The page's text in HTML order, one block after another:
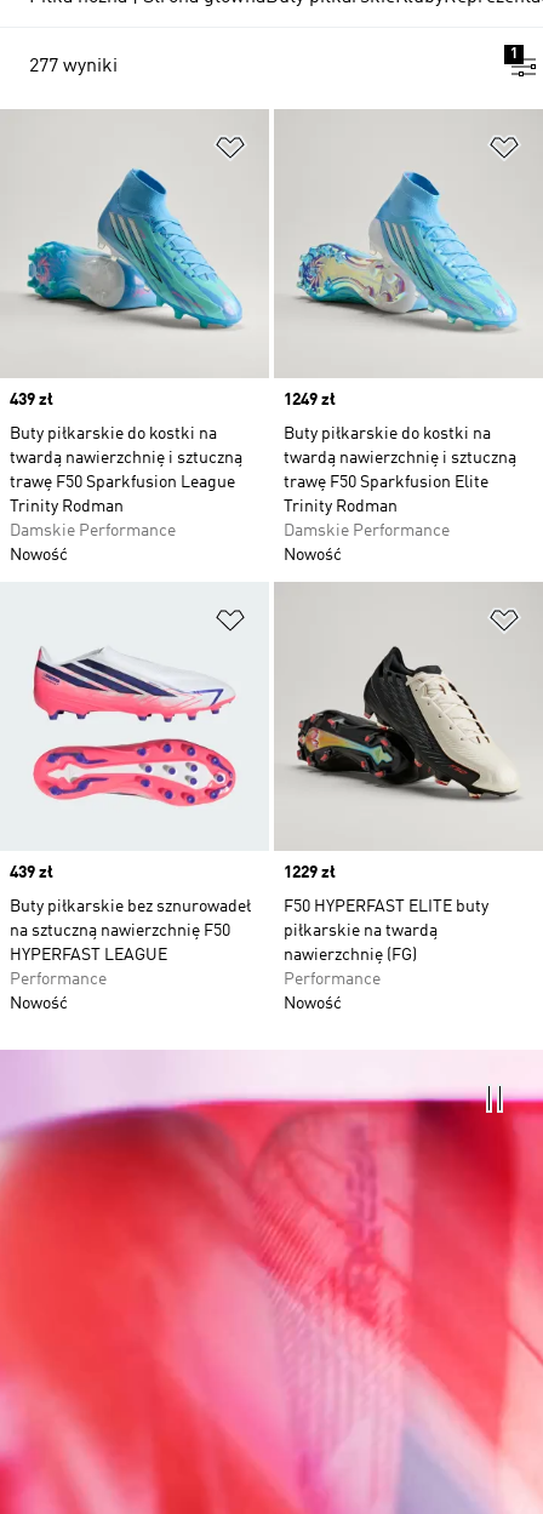
277 wyniki
1
Price
439 zł
Buty piłkarskie do kostki na
twardą nawierzchnię i sztuczną
trawę F50 Sparkfusion League
Trinity Rodman
Damskie Performance
Nowość
Price
1249 zł
Buty piłkarskie do kostki na
twardą nawierzchnię i sztuczną
trawę F50 Sparkfusion Elite
Trinity Rodman
Damskie Performance
Nowość
Price
439 zł
Buty piłkarskie bez sznurowadeł
na sztuczną nawierzchnię F50
HYPERFAST LEAGUE
Performance
Nowość
Price
1229 zł
F50 HYPERFAST ELITE buty
piłkarskie na twardą
nawierzchnię (FG)
Performance
Nowość